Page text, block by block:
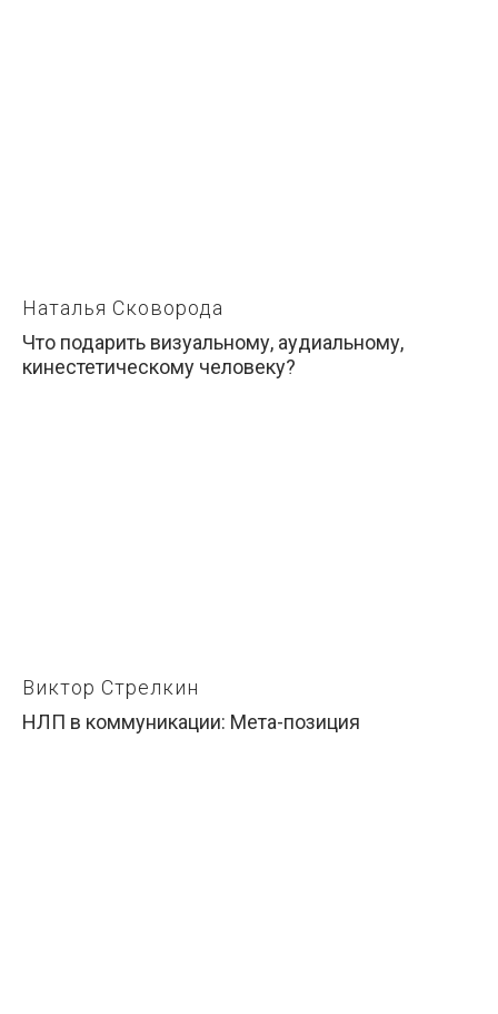
Наталья Сковорода
Что подарить визуальному, аудиальному,
кинестетическому человеку?
Виктор Стрелкин
НЛП в коммуникации: Мета-позиция